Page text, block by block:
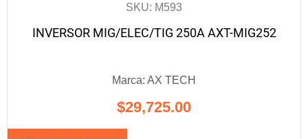
SKU: M593
INVERSOR MIG/ELEC/TIG 250A AXT-MIG252
Marca: AX TECH
$29,725.00